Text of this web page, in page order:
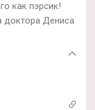
как пэрсик!
доктора Дениса